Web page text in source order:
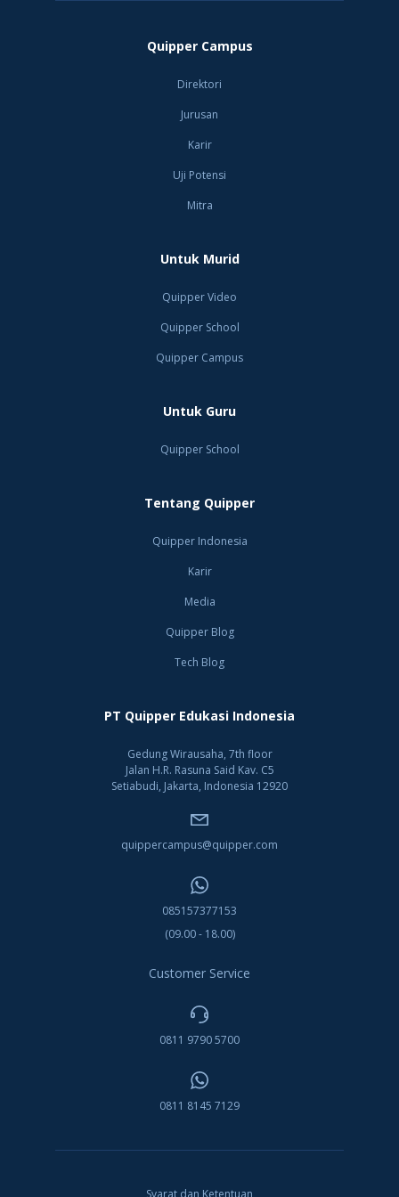
Quipper Campus
Direktori
Jurusan
Karir
Uji Potensi
Mitra
Untuk Murid
Quipper Video
Quipper School
Quipper Campus
Untuk Guru
Quipper School
Tentang Quipper
Quipper Indonesia
Karir
Media
Quipper Blog
Tech Blog
PT Quipper Edukasi Indonesia
Gedung Wirausaha, 7th floor
Jalan H.R. Rasuna Said Kav. C5
Setiabudi, Jakarta, Indonesia 12920
quippercampus@quipper.com
085157377153
(09.00 - 18.00)
Customer Service
0811 9790 5700
0811 8145 7129
Syarat dan Ketentuan